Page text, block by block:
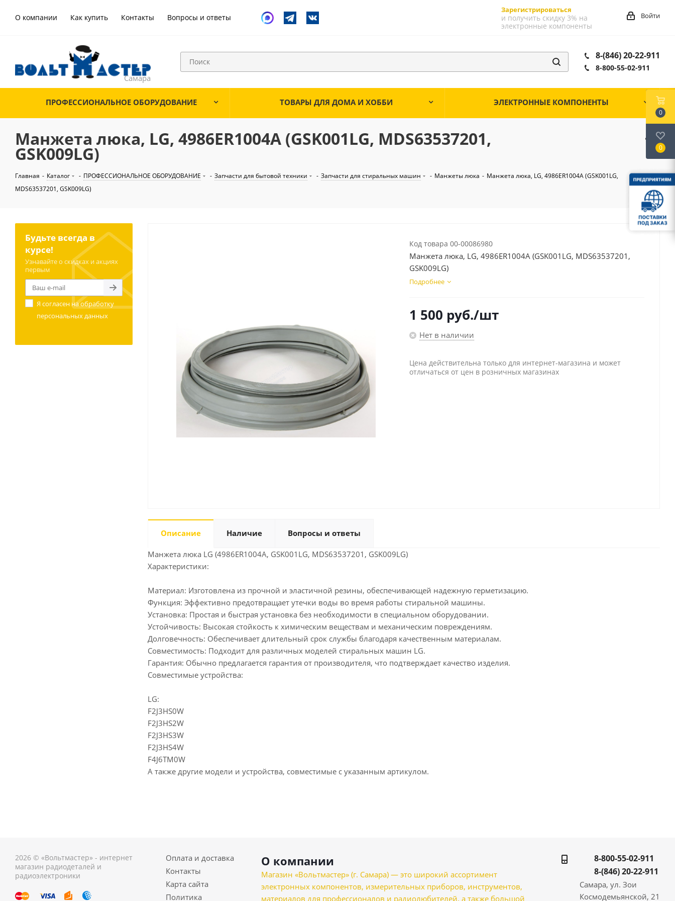
О компании Как купить Контакты Вопросы и ответы
Зарегистрироваться
и получить скидку 3% на
электронные компоненты
Войти
8-(846) 20-22-911
8-800-55-02-911
ПРОФЕССИОНАЛЬНОЕ ОБОРУДОВАНИЕ ТОВАРЫ ДЛЯ ДОМА И ХОББИ ЭЛЕКТРОННЫЕ КОМПОНЕНТЫ
Манжета люка, LG, 4986ER1004A (GSK001LG, MDS63537201,
GSK009LG)
Главная - Каталог - ПРОФЕССИОНАЛЬНОЕ ОБОРУДОВАНИЕ - Запчасти для бытовой техники - Запчасти для стиральных машин - Манжеты люка - Манжета люка, LG, 4986ER1004A (GSK001LG,
MDS63537201, GSK009LG)
Код товара 00-00086980
Манжета люка, LG, 4986ER1004A (GSK001LG, MDS63537201,
GSK009LG)
Подробнее
1 500 руб./шт
Нет в наличии
Цена действительна только для интернет-магазина и может
отличаться от цен в розничных магазинах
Описание Наличие Вопросы и ответы
Манжета люка LG (4986ER1004A, GSK001LG, MDS63537201, GSK009LG)
Характеристики:
Материал: Изготовлена из прочной и эластичной резины, обеспечивающей надежную герметизацию.
Функция: Эффективно предотвращает утечки воды во время работы стиральной машины.
Установка: Простая и быстрая установка без необходимости в специальном оборудовании.
Устойчивость: Высокая стойкость к химическим веществам и механическим повреждениям.
Долговечность: Обеспечивает длительный срок службы благодаря качественным материалам.
Совместимость: Подходит для различных моделей стиральных машин LG.
Гарантия: Обычно предлагается гарантия от производителя, что подтверждает качество изделия.
Совместимые устройства:
LG:
F2J3HS0W
F2J3HS2W
F2J3HS3W
F2J3HS4W
F4J6TM0W
А также другие модели и устройства, совместимые с указанным артикулом.
Будьте всегда в
курсе!
Узнавайте о скидках и акциях
первым
Я согласен наобработку
персональных данных
2026 © «Вольтмастер» - интернет
магазин радиодеталей и
радиоэлектроники
Оплата и доставка
Контакты
Карта сайта
Политика
О компании
Магазин «Вольтмастер» (г. Самара) — это широкий ассортимент
электронных компонентов, измерительных приборов, инструментов,
материалов для профессионалов и радиолюбителей, а также большой
8-800-55-02-911
8-(846) 20-22-911
Самара, ул. Зои
Космодемьянской, 21
0
0